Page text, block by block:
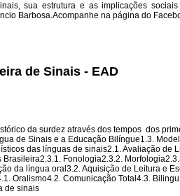
sua estrutura e as implicações
Barbosa.Acompanhe na página do
de Sinais - EAD
da surdez através dos tempos  dos
de Sinais e a Educação Bilíngue1.3.
das línguas de sinais2.1. Avaliação de
Fonologia2.3.2.
da língua oral3.2. Aquisição de Leitura e
Oralismo4.2. Comunicação Total4.3.
de sinais